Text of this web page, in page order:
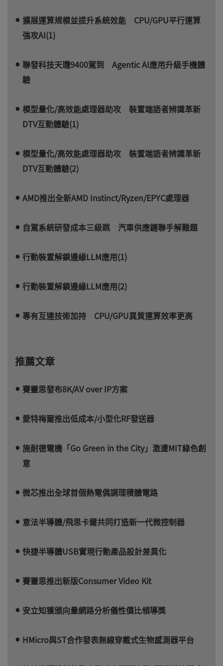
擴展運算規模並提升系統效能 CPU/GPU平行運算
強攻AI(1)
聯發科技天璣9400駕到 Agentic AI應用升級手機體
驗
模型量化/高效能處理器助攻 裝置端語者辨識革新
DTV互動體驗(1)
模型量化/高效能處理器助攻 裝置端語者辨識革新
DTV互動體驗(2)
AMD推出全新AMD Instinct/Ryzen/EPYC處理器
自駕系統研發成本三級跳 汽車供應鏈聯手解難題
行動裝置解鎖邊緣LLM應用(1)
行動裝置解鎖邊緣LLM應用(2)
專有互連技術加持 CPU/GPU異質運算效率更高
推薦文章
賽靈思發布8K/AV over IP方案
愛特梅爾推出低成本/小型化RF發送器
施耐德電機「Go Green in the City」激盪MIT綠色創
意
微芯推出全球首個熱電偶調理積體電路
意法半導體/飛思卡爾共同打造新一代微控制器
快捷半導體USB實現行動產品設計差異化
賽靈思推出新版Consumer Video Kit
安立知獲頒向量網路分析儀性價比領導獎
HMicro與ST合作發表無線穿戴式生物感測器平台